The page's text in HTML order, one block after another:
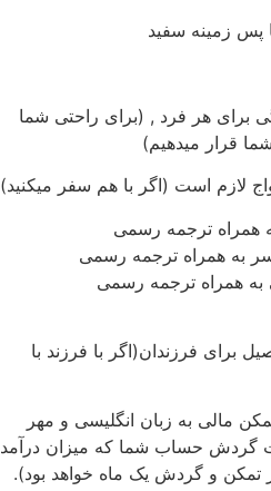
برای هر فرد , (برای راحتی شما
قرار میدهیم)
همراه ترجمه رسمی
به همراه ترجمه رسمی
همراه ترجمه رسمی
برای فرزندان(اگر با فرزند با
مالی به زبان انگلیسی و مهر
گردش حساب شما که میزان درآمد
تمکن و گردش یک ماه خواهد بود).